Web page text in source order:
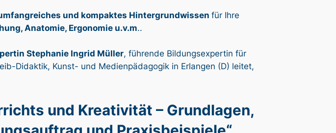
und kompaktes Hintergrundwissen für Ihre
Anatomie, Ergonomie u.v.m..
Stephanie Ingrid Müller, führende Bildungsexpertin für
Didaktik, Kunst- und Medienpädagogik in Erlangen (D) leitet,
und Kreativität – Grundlagen,